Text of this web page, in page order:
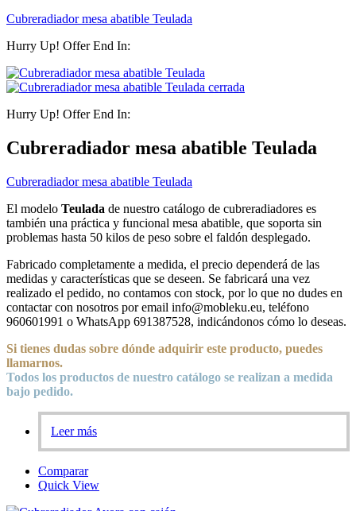
Cubreradiador mesa abatible Teulada
Hurry Up! Offer End In:
Hurry Up! Offer End In:
Cubreradiador mesa abatible Teulada
Cubreradiador mesa abatible Teulada
El modelo Teulada de nuestro catálogo de cubreradiadores es
también una práctica y funcional mesa abatible, que soporta sin
problemas hasta 50 kilos de peso sobre el faldón desplegado.
Fabricado completamente a medida, el precio dependerá de las
medidas y características que se deseen. Se fabricará una vez
realizado el pedido, no contamos con stock, por lo que no dudes en
contactar con nosotros por email info@mobleku.eu, teléfono
960601991 o WhatsApp 691387528, indicándonos cómo lo deseas.
Si tienes dudas sobre dónde adquirir este producto, puedes
llamarnos.
Todos los productos de nuestro catálogo se realizan a medida
bajo pedido.
Leer más
Comparar
Quick View